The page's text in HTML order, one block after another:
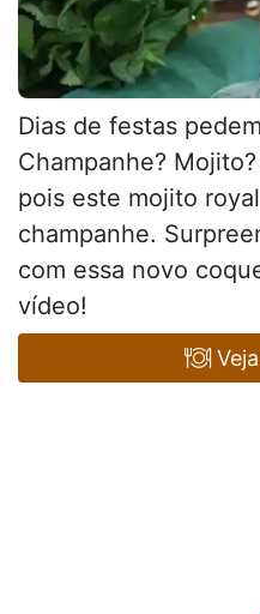
Dias de festas
Champanhe?
pois este mojito
champanhe.
com essa novo
vídeo!